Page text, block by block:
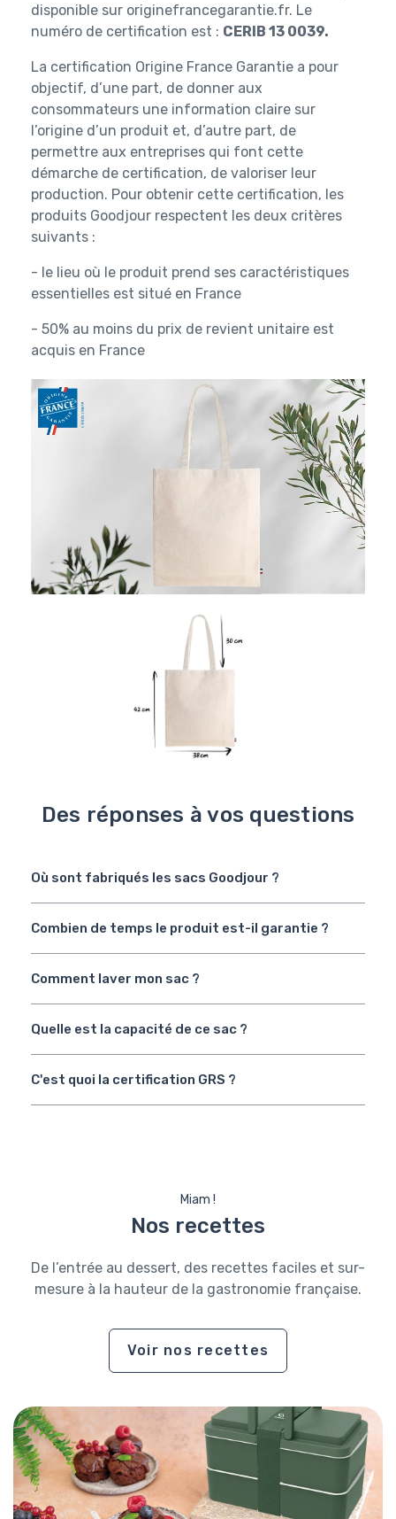
disponible sur originefrancegarantie.fr. Le
numéro de certification est : CERIB 13 0039.
La certification Origine France Garantie a pour
objectif, d’une part, de donner aux
consommateurs une information claire sur
l’origine d’un produit et, d’autre part, de
permettre aux entreprises qui font cette
démarche de certification, de valoriser leur
production. Pour obtenir cette certification, les
produits Goodjour respectent les deux critères
suivants :
- le lieu où le produit prend ses caractéristiques
essentielles est situé en France
- 50% au moins du prix de revient unitaire est
acquis en France
Des réponses à vos questions
Où sont fabriqués les sacs Goodjour ?
Combien de temps le produit est-il garantie ?
Comment laver mon sac ?
Quelle est la capacité de ce sac ?
C'est quoi la certification GRS ?
Miam !
Nos recettes
De l’entrée au dessert, des recettes faciles et sur-
mesure à la hauteur de la gastronomie française.
Voir nos recettes